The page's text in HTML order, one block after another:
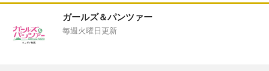
ガールズ＆パンツァー
毎週火曜日更新